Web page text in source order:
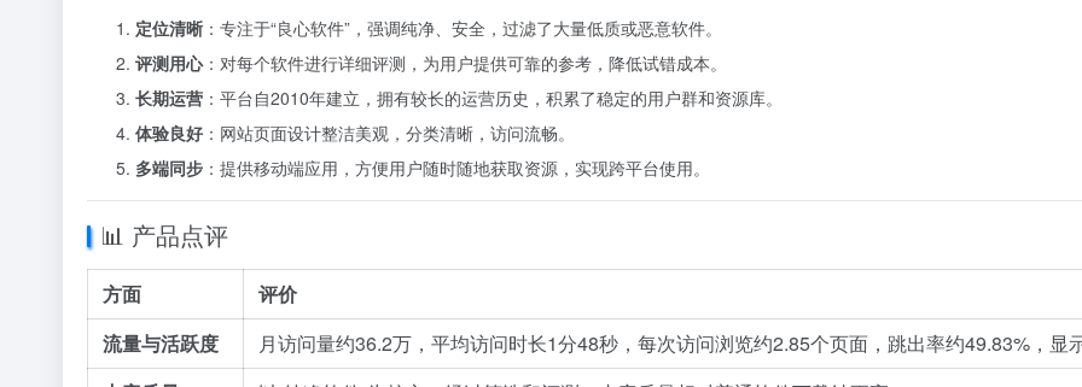
定位清晰 ：专注于“良心软件”，强调纯净、安全，过滤了大量低质或恶意软件。
评测用心：对每个软件进行详细评测，为用户提供可靠的参考，降低试错成本。
长期运营 ：平台自2010年建立，拥有较长的运营历史，积累了稳定的用户群和资源库。
体验良好 ：网站页面设计整洁美观，分类清晰，访问流畅。
多端同步 ：提供移动端应用，方便用户随时随地获取资源，实现跨平台使用。
📊 产品点评
方面
评价
流量与活跃度
月访问量约36.2万，平均访问时长1分48秒，每次访问浏览约2.85个页面，跳出率约49.83%，